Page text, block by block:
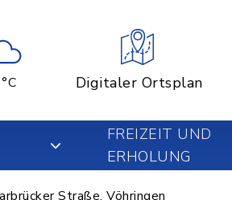
Digitaler Ortsplan
FREIZEIT UND
ERHOLUNG
Straße, Vöhringen